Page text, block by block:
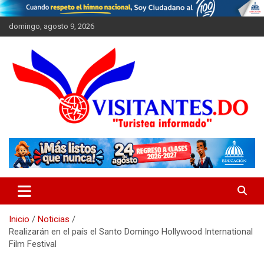
Saltar
al
contenido
domingo, agosto 9, 2026
Visitantes
Inicio
Noticias
Realizarán en el país el Santo Domingo Hollywood International
Film Festival